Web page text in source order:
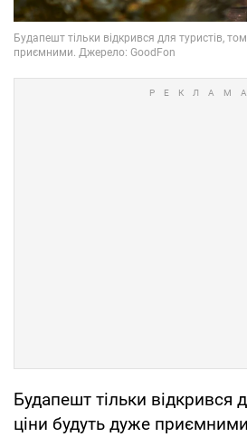
Будапешт тільки відкрився
ціни будуть дуже